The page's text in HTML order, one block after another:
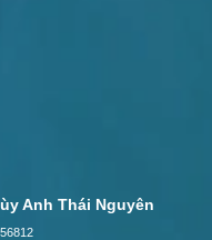
Anh Thái Nguyên